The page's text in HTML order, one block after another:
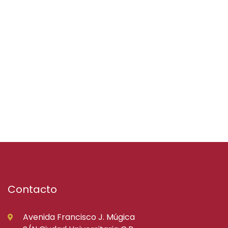
Contacto
Avenida Francisco J. Múgica